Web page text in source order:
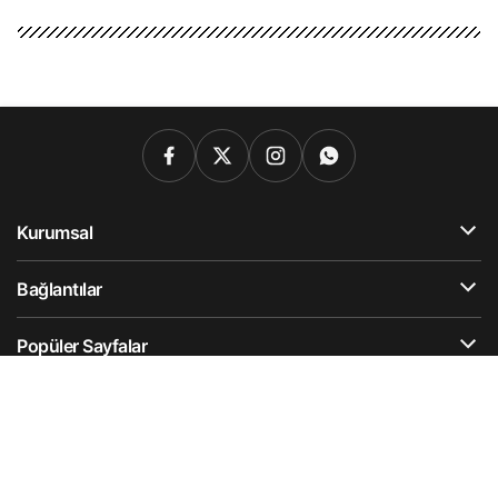
Kurumsal
Bağlantılar
Popüler Sayfalar